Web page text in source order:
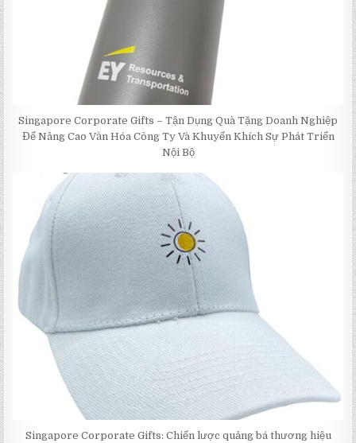
Singapore Corporate Gifts – Tận Dụng Quà Tặng Doanh Nghiệp
Để Nâng Cao Văn Hóa Công Ty Và Khuyến Khích Sự Phát Triển
Nội Bộ
Singapore Corporate Gifts: Chiến lược quảng bá thương hiệu